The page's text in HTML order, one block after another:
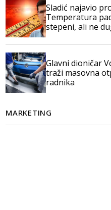
Sladić najavio
Temperatura
stepeni, ali ne
Glavni dioničar
traži masovna
radnika
MARKETING